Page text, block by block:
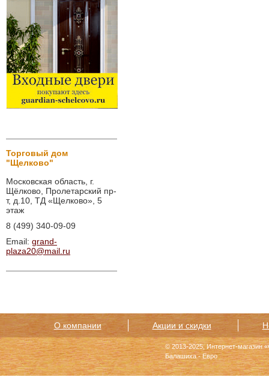
Торговый дом
"Щелково"
Московская область, г.
Щёлково, Пролетарский пр-
т, д.10, ТД «Щелково», 5
этаж
8 (499) 340-09-09
Email: grand-
plaza20@mail.ru
О компании Акции и скидки
© 2013-2025, Интернет-магазин
Балашиха - Евро